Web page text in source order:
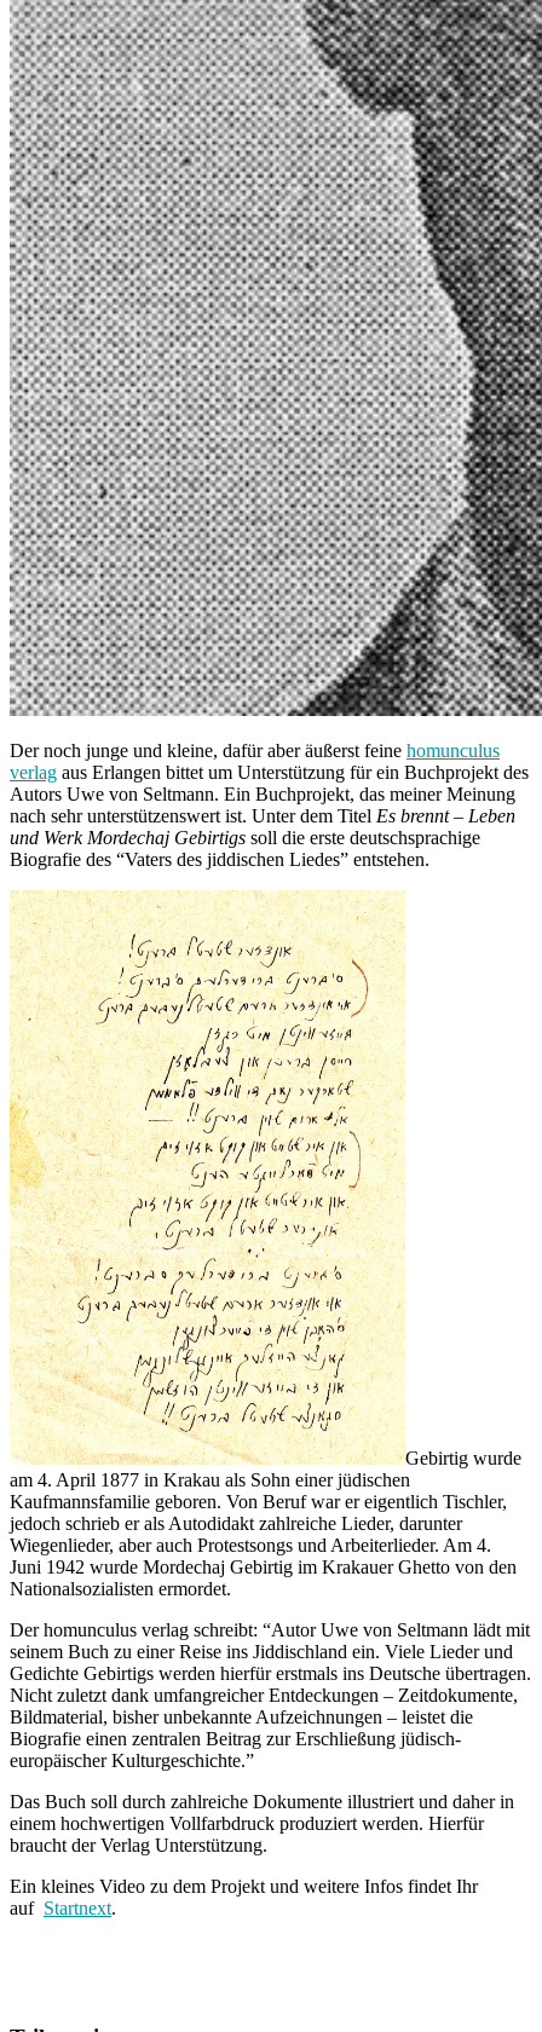
Der noch junge und kleine, dafür aber äußerst feine homunculus
verlag aus Erlangen bittet um Unterstützung für ein Buchprojekt des
Autors Uwe von Seltmann. Ein Buchprojekt, das meiner Meinung
nach sehr unterstützenswert ist. Unter dem Titel Es brennt – Leben
und Werk Mordechaj Gebirtigs soll die erste deutschsprachige
Biografie des “Vaters des jiddischen Liedes” entstehen.
Gebirtig wurde
am 4. April 1877 in Krakau als Sohn einer jüdischen
Kaufmannsfamilie geboren. Von Beruf war er eigentlich Tischler,
jedoch schrieb er als Autodidakt zahlreiche Lieder, darunter
Wiegenlieder, aber auch Protestsongs und Arbeiterlieder. Am 4.
Juni 1942 wurde Mordechaj Gebirtig im Krakauer Ghetto von den
Nationalsozialisten ermordet.
Der homunculus verlag schreibt: “Autor Uwe von Seltmann lädt mit
seinem Buch zu einer Reise ins Jiddischland ein. Viele Lieder und
Gedichte Gebirtigs werden hierfür erstmals ins Deutsche übertragen.
Nicht zuletzt dank umfangreicher Entdeckungen – Zeitdokumente,
Bildmaterial, bisher unbekannte Aufzeichnungen – leistet die
Biografie einen zentralen Beitrag zur Erschließung jüdisch-
europäischer Kulturgeschichte.”
Das Buch soll durch zahlreiche Dokumente illustriert und daher in
einem hochwertigen Vollfarbdruck produziert werden. Hierfür
braucht der Verlag Unterstützung.
Ein kleines Video zu dem Projekt und weitere Infos findet Ihr
auf Startnext.